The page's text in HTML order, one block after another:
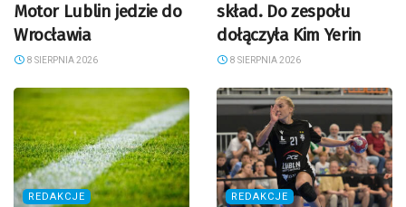
Motor Lublin jedzie do
Wrocławia
8 SIERPNIA 2026
skład. Do zespołu
dołączyła Kim Yerin
8 SIERPNIA 2026
REDAKCJE REDAKCJE